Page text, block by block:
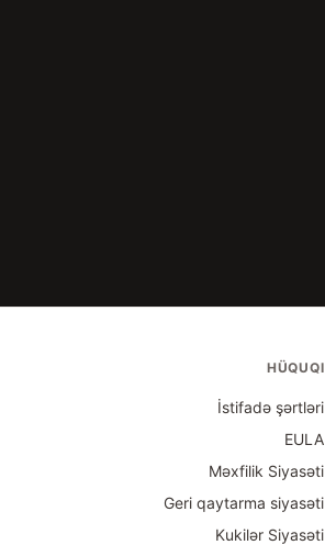
HÜQUQI
İstifadə şərtləri
EULA
Məxfilik Siyasəti
Geri qaytarma siyasəti
Kukilər Siyasəti